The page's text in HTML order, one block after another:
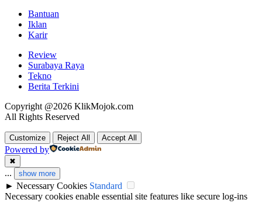
Bantuan
Iklan
Karir
Review
Surabaya Raya
Tekno
Berita Terkini
Copyright @2026 KlikMojok.com
All Rights Reserved
Customize Reject All Accept All
Powered by
✖
... show more
► Necessary Cookies Standard
Necessary cookies enable essential site features like secure log-ins